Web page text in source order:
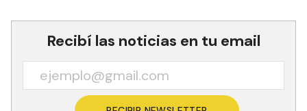
Recibí las noticias en tu email